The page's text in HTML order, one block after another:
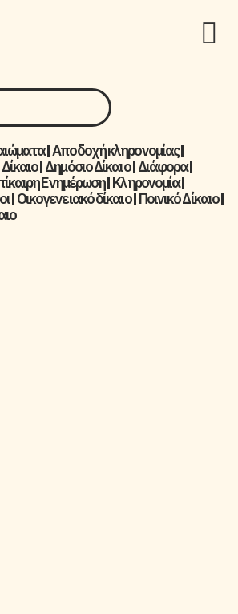
Aποδοχή κληρονομίας
Δημόσιο Δίκαιο Διάφορα
Ενημέρωση Kληρονομία
Οικογενειακό δίκαιο Ποινικό Δίκαιο